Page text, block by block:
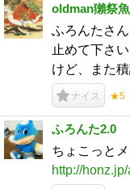
oldman獺祭
ふろんたさん
止めて下さ
けど、また
ナイス ★5
ふろんた2.0
ちょこっと
http://